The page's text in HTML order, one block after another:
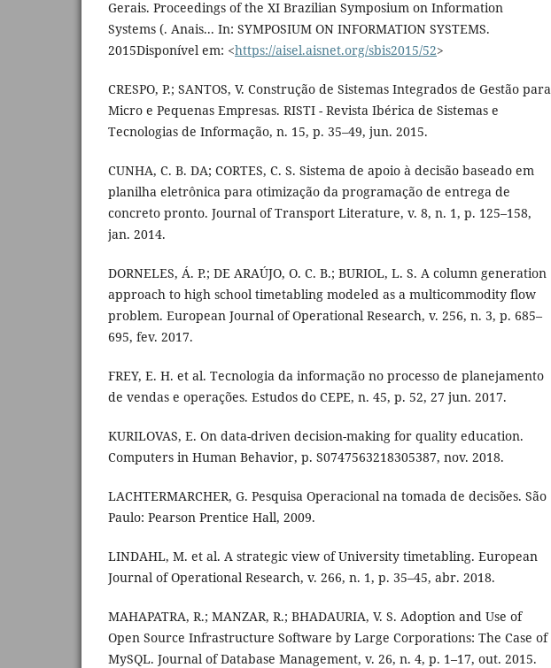
Gerais. Proceedings of the XI Brazilian Symposium on Information
Systems (. Anais... In: SYMPOSIUM ON INFORMATION SYSTEMS.
2015Disponível em: <https://aisel.aisnet.org/sbis2015/52>
CRESPO, P.; SANTOS, V. Construção de Sistemas Integrados de Gestão para
Micro e Pequenas Empresas. RISTI - Revista Ibérica de Sistemas e
Tecnologias de Informação, n. 15, p. 35–49, jun. 2015.
CUNHA, C. B. DA; CORTES, C. S. Sistema de apoio à decisão baseado em
planilha eletrônica para otimização da programação de entrega de
concreto pronto. Journal of Transport Literature, v. 8, n. 1, p. 125–158,
jan. 2014.
DORNELES, Á. P.; DE ARAÚJO, O. C. B.; BURIOL, L. S. A column generation
approach to high school timetabling modeled as a multicommodity flow
problem. European Journal of Operational Research, v. 256, n. 3, p. 685–
695, fev. 2017.
FREY, E. H. et al. Tecnologia da informação no processo de planejamento
de vendas e operações. Estudos do CEPE, n. 45, p. 52, 27 jun. 2017.
KURILOVAS, E. On data-driven decision-making for quality education.
Computers in Human Behavior, p. S0747563218305387, nov. 2018.
LACHTERMARCHER, G. Pesquisa Operacional na tomada de decisões. São
Paulo: Pearson Prentice Hall, 2009.
LINDAHL, M. et al. A strategic view of University timetabling. European
Journal of Operational Research, v. 266, n. 1, p. 35–45, abr. 2018.
MAHAPATRA, R.; MANZAR, R.; BHADAURIA, V. S. Adoption and Use of
Open Source Infrastructure Software by Large Corporations: The Case of
MySQL. Journal of Database Management, v. 26, n. 4, p. 1–17, out. 2015.